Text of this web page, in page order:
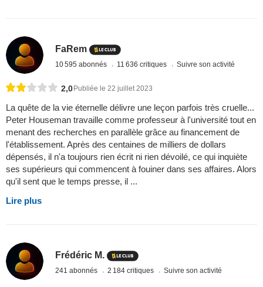
FaRem
10 595 abonnés 11 636 critiques Suivre son activité
2,0Publiée le 22 juillet 2023
La quête de la vie éternelle délivre une leçon parfois très cruelle...
Peter Houseman travaille comme professeur à l'université tout en
menant des recherches en parallèle grâce au financement de
l'établissement. Après des centaines de milliers de dollars
dépensés, il n'a toujours rien écrit ni rien dévoilé, ce qui inquiète
ses supérieurs qui commencent à fouiner dans ses affaires. Alors
qu'il sent que le temps presse, il ...
Lire plus
Frédéric M.
241 abonnés 2 184 critiques Suivre son activité